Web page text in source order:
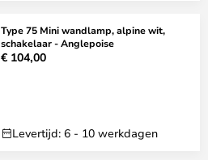
Type 75 Mini wandlamp, alpine wit,
schakelaar - Anglepoise
€ 104,00
Levertijd: 6 - 10 werkdagen